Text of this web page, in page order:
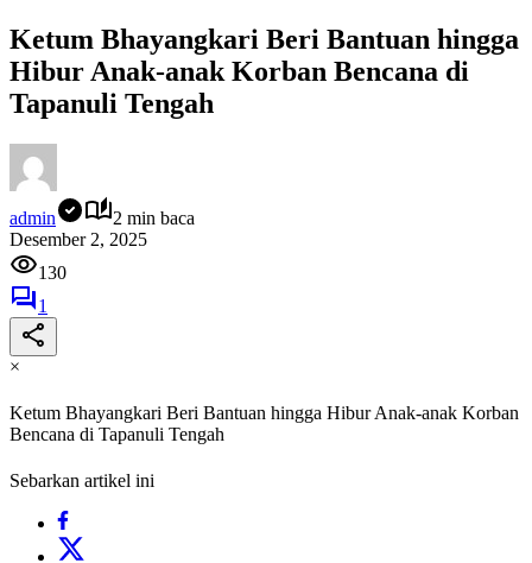
Ketum Bhayangkari Beri Bantuan hingga
Hibur Anak-anak Korban Bencana di
Tapanuli Tengah
admin
2 min baca
Desember 2, 2025
130
1
×
Ketum Bhayangkari Beri Bantuan hingga Hibur Anak-anak Korban
Bencana di Tapanuli Tengah
Sebarkan artikel ini